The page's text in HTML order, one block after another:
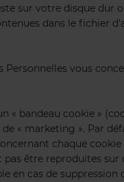
sur votre disque dur
dans le fichier
Personnelles vous
« bandeau cookie »
« marketing ». Par
chaque
être reproduites sur
en cas de suppression